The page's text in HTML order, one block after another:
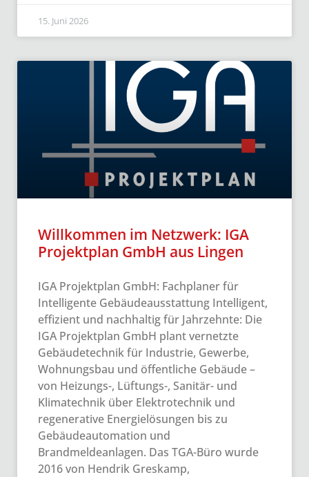
15. Juni 2026
Willkommen im Netzwerk: IGA
Projektplan GmbH aus Lingen
IGA Projektplan GmbH: Fachplaner für
Intelligente Gebäudeausstattung Intelligent,
effizient und nachhaltig für Jahrzehnte: Die
IGA Projektplan GmbH plant vernetzte
Gebäudetechnik für Industrie, Gewerbe,
Wohnungsbau und öffentliche Gebäude –
von Heizungs-, Lüftungs-, Sanitär- und
Klimatechnik über Elektrotechnik und
regenerative Energielösungen bis zu
Gebäudeautomation und
Brandmeldeanlagen. Das TGA-Büro wurde
2016 von Hendrik Greskamp,